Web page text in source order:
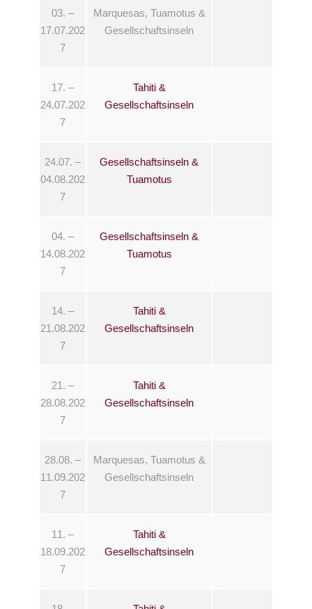
03. –
17.07.202
7
Marquesas, Tuamotus &
Gesellschaftsinseln
17. –
24.07.202
7
Tahiti &
Gesellschaftsinseln
24.07. –
04.08.202
7
Gesellschaftsinseln &
Tuamotus
04. –
14.08.202
7
Gesellschaftsinseln &
Tuamotus
14. –
21.08.202
7
Tahiti &
Gesellschaftsinseln
21. –
28.08.202
7
Tahiti &
Gesellschaftsinseln
28.08. –
11.09.202
7
Marquesas, Tuamotus &
Gesellschaftsinseln
11. –
18.09.202
7
Tahiti &
Gesellschaftsinseln